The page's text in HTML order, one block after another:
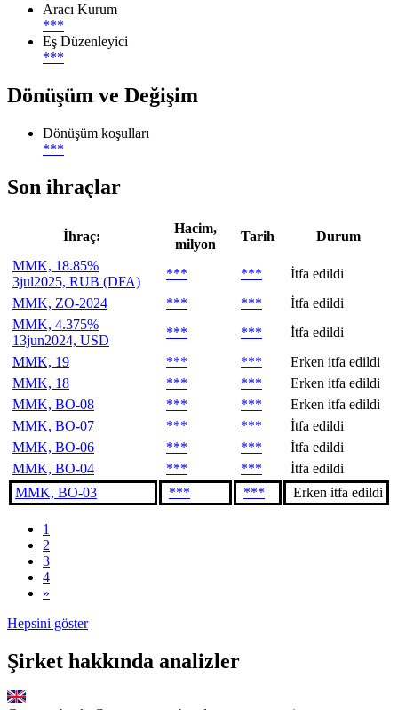
Aracı Kurum
***
Eş Düzenleyici
***
Dönüşüm ve Değişim
Dönüşüm koşulları
***
Son ihraçlar
İhraç:
Hacim,
milyon
Tarih
Durum
MMK, 18.85%
3jul2025, RUB (DFA)
*** ***
İtfa edildi
MMK, ZO-2024
*** ***
İtfa edildi
MMK, 4.375%
13jun2024, USD
*** ***
İtfa edildi
MMK, 19
*** ***
Erken itfa edildi
MMK, 18
*** ***
Erken itfa edildi
MMK, BO-08
*** ***
Erken itfa edildi
MMK, BO-07
*** ***
İtfa edildi
MMK, BO-06
*** ***
İtfa edildi
MMK, BO-04
*** ***
İtfa edildi
MMK, BO-03
*** *** Erken itfa edildi
1
2
3
4
»
Hepsini göster
Şirket hakkında analizler